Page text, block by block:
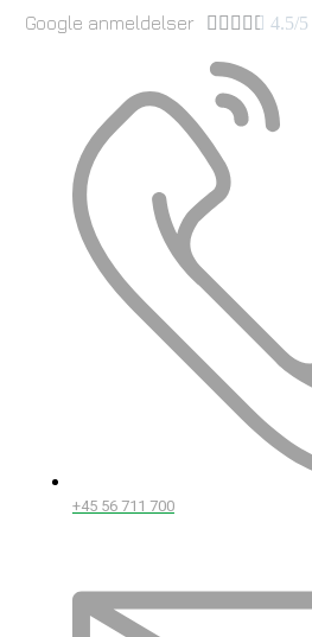
Google anmeldelser      4.5/5
+45 56 711 700